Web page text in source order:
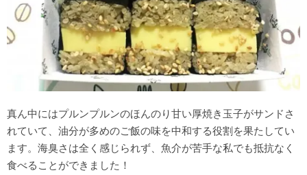
真ん中にはプルンプルンのほんのり甘い厚焼き玉子がサンドさ
れていて、油分が多めのご飯の味を中和する役割を果たしてい
ます。海臭さは全く感じられず、魚介が苦手な私でも抵抗なく
食べることができました！